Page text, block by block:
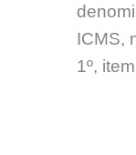
ICMS,
1º,